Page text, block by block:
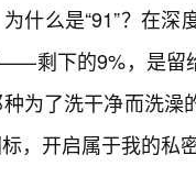
什么是“91”？在
剩下的9%，是留
为了洗干净而洗
，开启属于我的私